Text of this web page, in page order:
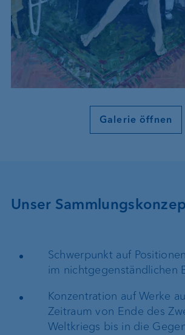
Galerie öffnen
Unser
Schwerpunkt auf
im nichtgegenständlichen
Konzentration auf Werke
Zeitraum von Ende des
Weltkriegs bis in die